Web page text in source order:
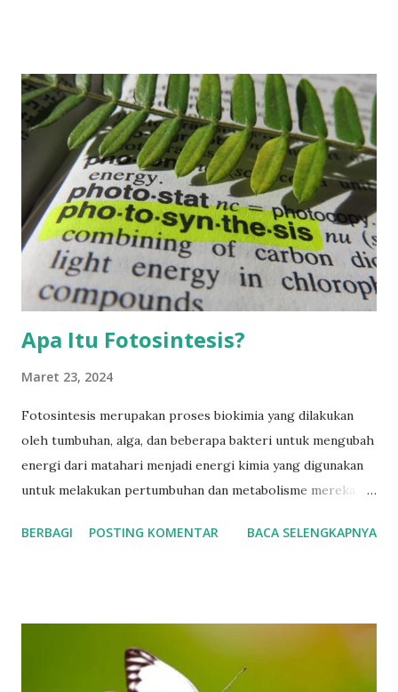
yang membentuk paru-paru dan saluran pernapasan lainnya.
Jaringan kelenjar endokrin, seperti pankreas yang
menghasilkan insulin dan glukagon. 2. Mesoderm Jaringan
otot, termasuk otot rangka, otot polos, dan otot jantung.
Jaringan tulang dan tulang rawan yang membentuk
kerangka tubuh. Jaringan pembuluh darah, seperti arteri,
vena, dan kapiler. Jaringan ginjal dan sistem kemih. Jaringan
limfoid yang membentuk sistem kekebalan tubuh. 3.
Ektoderm Jaringan epitel yang membentuk kulit dan bagi...
Apa Itu Fotosintesis?
Maret 23, 2024
Fotosintesis merupakan proses biokimia yang dilakukan
oleh tumbuhan, alga, dan beberapa bakteri untuk mengubah
energi dari matahari menjadi energi kimia yang digunakan
untuk melakukan pertumbuhan dan metabolisme mereka,
Berikut merupakan tahapan simpel dari proses fotosintesis
Elektron yang dihasilkan dari pemecahan air digunakan
dalam serangkaian reaksi di dalam membran tilakoid untuk
BERBAGI POSTING KOMENTAR BACA SELENGKAPNYA